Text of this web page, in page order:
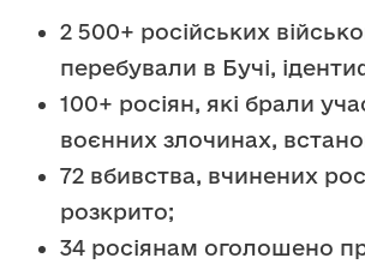
2 500+ російських
перебували в Бучі,
100+ росіян, які брали
воєнних злочинах,
72 вбивства, вчинених
розкрито;
34 росіянам оголошено